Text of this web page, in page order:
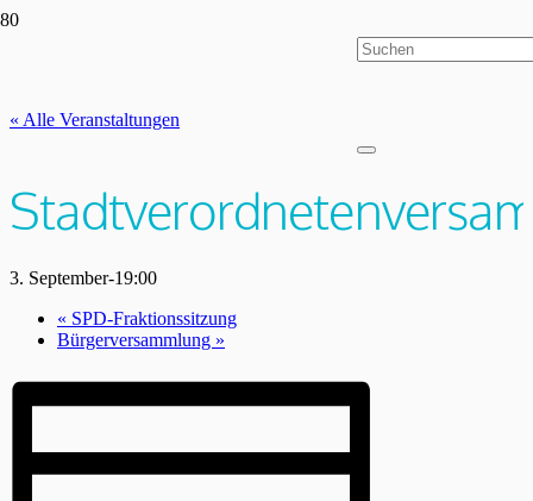
« Alle Veranstaltungen
3. September-19:00
« SPD-Fraktionssitzung
Bürgerversammlung »